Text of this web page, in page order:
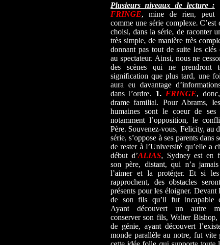
Plusieurs niveaux de lecture :
FRINGE, mine de rien, peut
comme une série complexe. C’est
choisi, dans la série, de raconter
très simple, de manière très
donnant pas tout de suite les clés
au spectateur. Ainsi, nous ne
des scènes qui ne prendront
signification que plus tard, une
aura eu davantage
dans l’ordre. 1. FRINGE,
drame familial. Pour Abrams,
humaines sont le coeur de ses
notamment l’opposition, le
Père. Souvenez-vous, Felicity, au
série, s’oppose à ses parents dans
de rester à l’Université qu’elle a
début d’ALIAS, Sydney est en
son père, distant, qui n’a
l’aimer et la protéger. Et si
rapprochent, des obstacles
présents pour les éloigner. Devant
de son fils qu’il fut incapable
Ayant découvert un autre
conserver son fils, Walter Bishop,
de génie, ayant découvert
monde parallèle au notre, fut vite